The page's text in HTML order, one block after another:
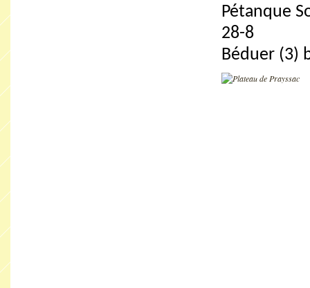
Pétanque
28-8
Béduer (3)